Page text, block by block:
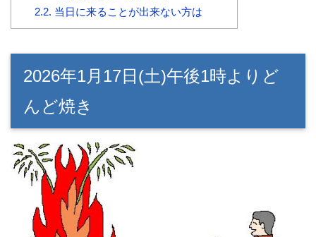
2.2. 当日に来ることが出来ない方は
2026年1月17日(土)午後1時よりど
んど焼き